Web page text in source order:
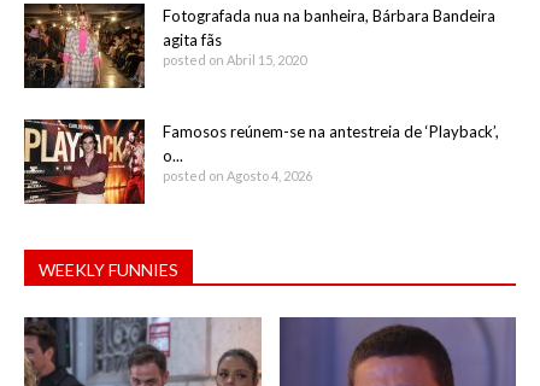
Fotografada nua na banheira, Bárbara Bandeira
agita fãs
posted on Abril 15, 2020
Famosos reúnem-se na antestreia de ‘Playback’,
o...
posted on Agosto 4, 2026
WEEKLY FUNNIES